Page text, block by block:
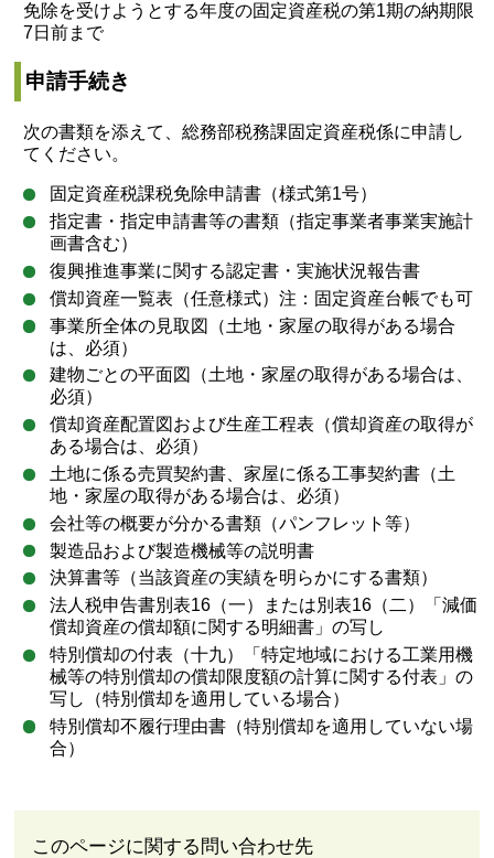
免除を受けようとする年度の固定資産税の第1期の納期限
7日前まで
申請手続き
次の書類を添えて、総務部税務課固定資産税係に申請し
てください。
固定資産税課税免除申請書（様式第1号）
指定書・指定申請書等の書類（指定事業者事業実施計
画書含む）
復興推進事業に関する認定書・実施状況報告書
償却資産一覧表（任意様式）注：固定資産台帳でも可
事業所全体の見取図（土地・家屋の取得がある場合
は、必須）
建物ごとの平面図（土地・家屋の取得がある場合は、
必須）
償却資産配置図および生産工程表（償却資産の取得が
ある場合は、必須）
土地に係る売買契約書、家屋に係る工事契約書（土
地・家屋の取得がある場合は、必須）
会社等の概要が分かる書類（パンフレット等）
製造品および製造機械等の説明書
決算書等（当該資産の実績を明らかにする書類）
法人税申告書別表16（一）または別表16（二）「減価
償却資産の償却額に関する明細書」の写し
特別償却の付表（十九）「特定地域における工業用機
械等の特別償却の償却限度額の計算に関する付表」の
写し（特別償却を適用している場合）
特別償却不履行理由書（特別償却を適用していない場
合）
このページに関する問い合わせ先